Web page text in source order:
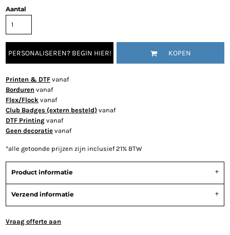
Aantal
PERSONALISEREN? BEGIN HIER! KOPEN
Printen & DTF vanaf
Borduren vanaf
Flex/Flock vanaf
Club Badges (extern besteld) vanaf
DTF Printing vanaf
Geen decoratie vanaf
*alle getoonde prijzen zijn inclusief 21% BTW
Product informatie
Verzend informatie
Vraag offerte aan